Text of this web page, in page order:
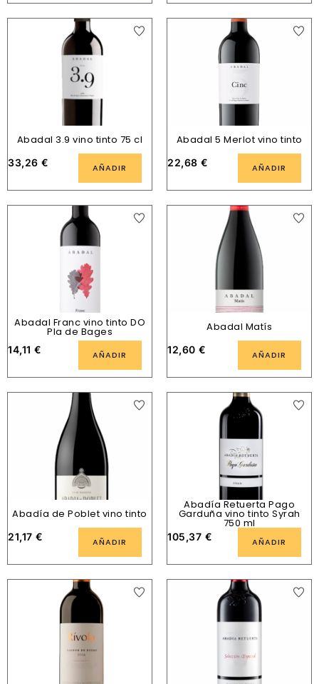
Abadal 3.9 vino tinto 75 cl
33,26 € AÑADIR
Abadal 5 Merlot vino tinto
22,68 € AÑADIR
Abadal Franc vino tinto DO
Pla de Bages
14,11 € AÑADIR
Abadal Matís
12,60 € AÑADIR
Abadía de Poblet vino tinto
21,17 € AÑADIR
Abadía Retuerta Pago
Garduña vino tinto Syrah
750 ml
105,37 € AÑADIR